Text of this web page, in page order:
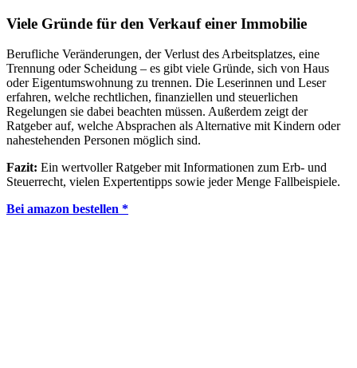
Viele Gründe für den Verkauf einer Immobilie
Berufliche Veränderungen, der Verlust des Arbeitsplatzes, eine
Trennung oder Scheidung – es gibt viele Gründe, sich von Haus
oder Eigentumswohnung zu trennen. Die Leserinnen und Leser
erfahren, welche rechtlichen, finanziellen und steuerlichen
Regelungen sie dabei beachten müssen. Außerdem zeigt der
Ratgeber auf, welche Absprachen als Alternative mit Kindern oder
nahestehenden Personen möglich sind.
Fazit: Ein wertvoller Ratgeber mit Informationen zum Erb- und
Steuerrecht, vielen Expertentipps sowie jeder Menge Fallbeispiele.
Bei amazon bestellen *